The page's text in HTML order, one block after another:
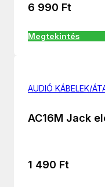
6 990 Ft
Megtekintés
AUDIÓ KÁBELEK/
AC16M Jack
1 490 Ft